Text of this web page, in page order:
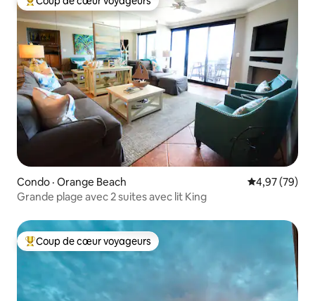
Coup de cœur voyageurs parmi les plus aimés
Condo · Orange Beach Note
4,97 (79)
Grande plage avec 2 suites avec lit King
Coup de cœur voyageurs parmi les plus aimés
Coup de cœur voyageurs